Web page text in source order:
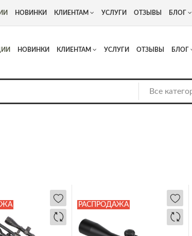
Адрес: г. Москва, Люберцы, Котельнический проезд 13
НОВИНКИ КЛИЕНТАМ УСЛУГИ ОТЗЫВЫ БЛОГ
НОВИНКИ КЛИЕНТАМ УСЛУГИ ОТЗЫВЫ БЛОГ
РАСПРОДАЖА